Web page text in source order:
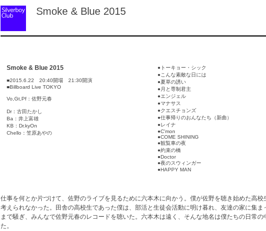
Smoke & Blue 2015
Smoke & Blue 2015
■2015.6.22 20:40開場 21:30開演
■Billboard Live TOKYO
Vo,Gt,Pf：佐野元春
Dr：古田たかし
Ba：井上富雄
KB：Dr.kyOn
Chello：笠原あやの
●トーキョー・シック
●こんな素敵な日には
●夏草の誘い
●月と専制君主
●エンジェル
●マナサス
●クエスチョンズ
●仕事帰りのおんなたち（新曲）
●レイナ
●C'mon
●COME SHINING
●観覧車の夜
●約束の橋
●Doctor
●夜のスウィンガー
●HAPPY MAN
仕事を何とか片づけて、佐野のライブを見るために六本木に向かう。僕が佐野を聴き始めた高校
考えられなかった。田舎の高校生であった僕は、部活と生徒会活動に明け暮れ、友達の家に集ま
まで騒ぎ、みんなで佐野元春のレコードを聴いた。六本木は遠く、そんな地名は僕たちの日常の
た。